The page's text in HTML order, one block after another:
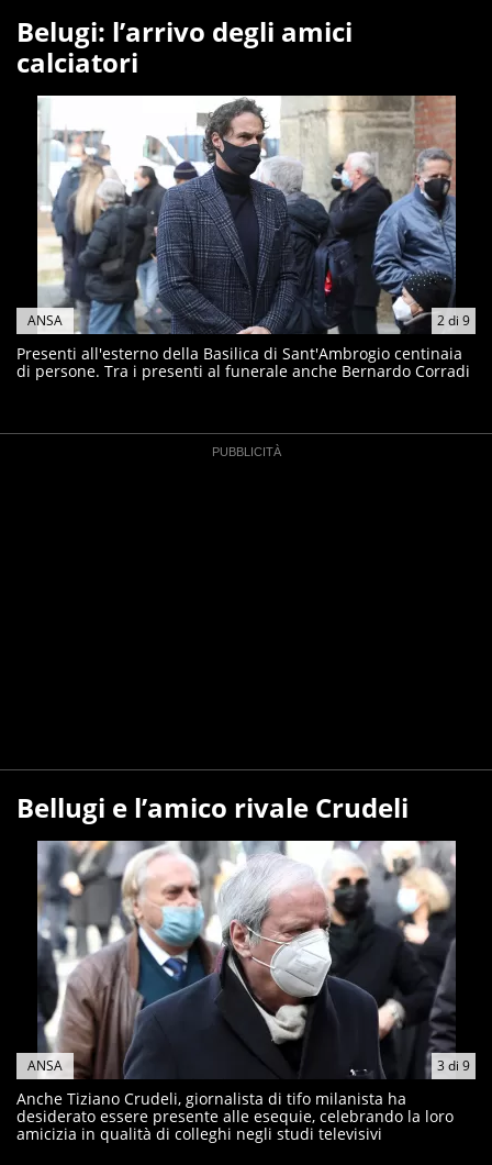
Belugi: l’arrivo degli amici
calciatori
2di 9
ANSA
Presenti all'esterno della Basilica di Sant'Ambrogio centinaia
di persone. Tra i presenti al funerale anche Bernardo Corradi
Bellugi e l’amico rivale Crudeli
3di 9
ANSA
Anche Tiziano Crudeli, giornalista di tifo milanista ha
desiderato essere presente alle esequie, celebrando la loro
amicizia in qualità di colleghi negli studi televisivi